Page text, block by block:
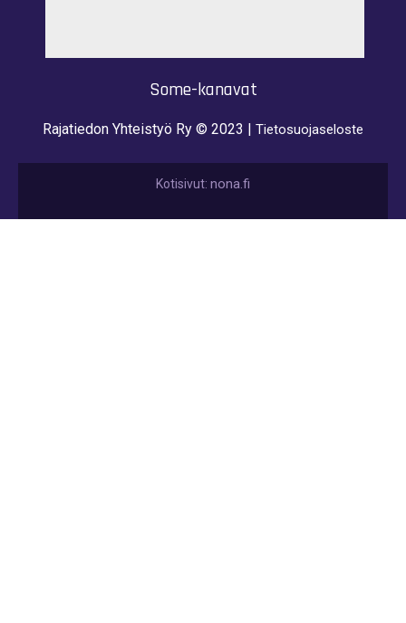
Some-kanavat
Rajatiedon Yhteistyö Ry © 2023 | Tietosuojaseloste
Kotisivut: nona.fi